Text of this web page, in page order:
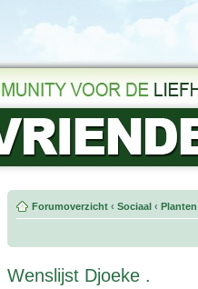
Forumoverzicht ‹ Sociaal ‹
Wenslijst Djoeke .